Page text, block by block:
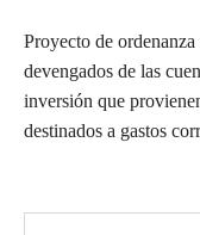
Proyecto de
devengados de las
inversión que
destinados a gastos